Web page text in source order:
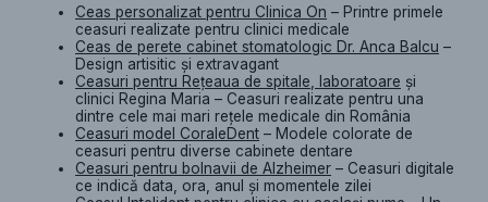
Ceas personalizat pentru Clinica On – Printre primele
ceasuri realizate pentru clinici medicale
Ceas de perete cabinet stomatologic Dr. Anca Balcu –
Design artisitic și extravagant
Ceasuri pentru Rețeaua de spitale, laboratoare și
clinici Regina Maria – Ceasuri realizate pentru una
dintre cele mai mari rețele medicale din România
Ceasuri model CoraleDent – Modele colorate de
ceasuri pentru diverse cabinete dentare
Ceasuri pentru bolnavii de Alzheimer – Ceasuri digitale
ce indică data, ora, anul și momentele zilei